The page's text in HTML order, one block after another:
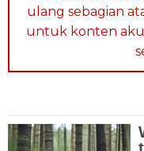
ulang sebagian
untuk konten